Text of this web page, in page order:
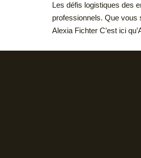
Les défis logistiques des
professionnels. Que vous
Alexia Fichter C’est ici